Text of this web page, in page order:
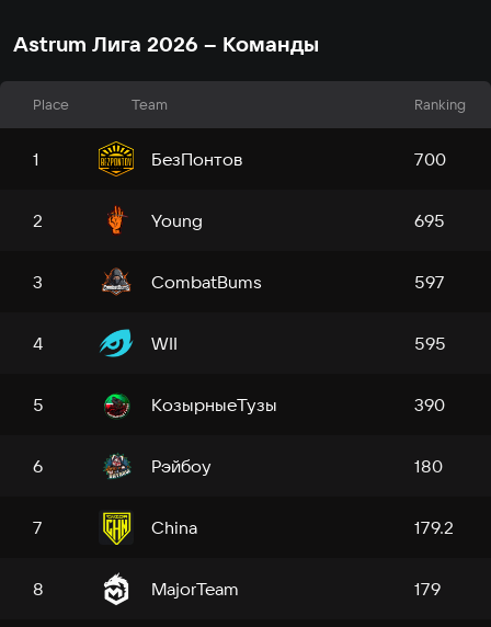
Astrum Лига 2026 – Команды
Place Team Ranking
1 БезПонтов 700
2 Young 695
3 CombatBums 597
4 WII 595
5 КoзырныеТузы 390
6 Рэйбоy 180
7 Сhinа 179.2
8 MajorTeam 179